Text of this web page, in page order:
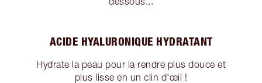
ACIDE HYALURONIQUE HYDRATANT
Hydrate la peau pour la rendre plus douce et
plus lisse en un clin d'œil !